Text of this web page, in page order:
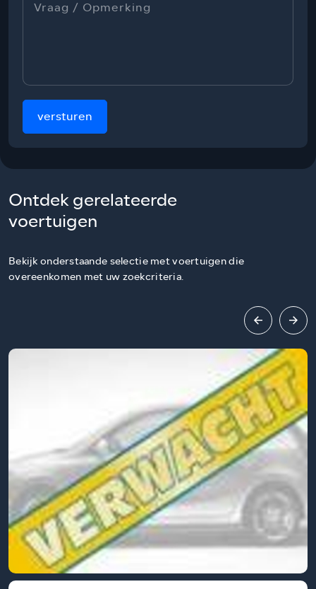
versturen
Ontdek gerelateerde
voertuigen
Bekijk onderstaande selectie met voertuigen die
overeenkomen met uw zoekcriteria.